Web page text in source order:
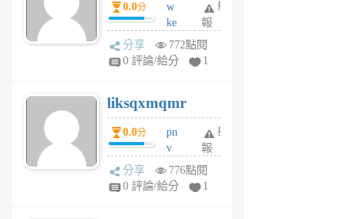
月
前
0.0分
w
ke
rv
pj
6
個
月
前
舉
報
分享
772點閱
0 評論/給分
1
liksqxmqmr
0.0分
pn
v
wt
sv
舉
報
分享
776點閱
0 評論/給分
1